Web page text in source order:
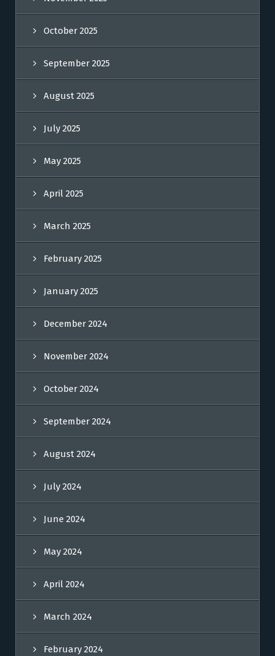
October 2025
September 2025
August 2025
July 2025
May 2025
April 2025
March 2025
February 2025
January 2025
December 2024
November 2024
October 2024
September 2024
August 2024
July 2024
June 2024
May 2024
April 2024
March 2024
February 2024